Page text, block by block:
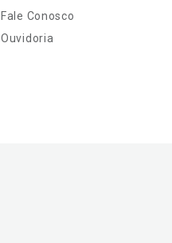
Fale Conosco
Ouvidoria